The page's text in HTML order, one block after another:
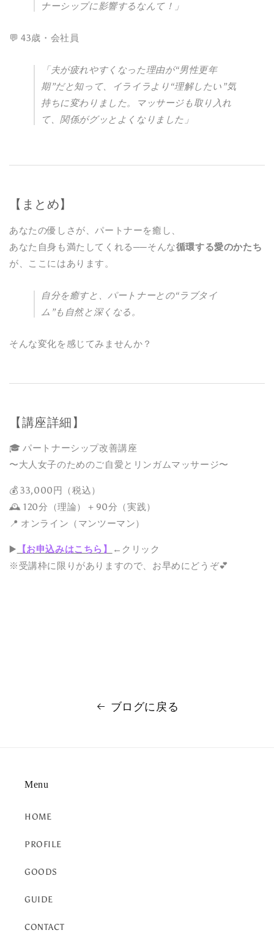
ナーシップに影響するなんて！」
💬 43歳・会社員
「夫が疲れやすくなった理由が“男性更年
期”だと知って、イライラより“理解したい”気
持ちに変わりました。マッサージも取り入れ
て、関係がグッとよくなりました」
【まとめ】
あなたの優しさが、パートナーを癒し、
あなた自身も満たしてくれる──そんな循環する愛のかたち
が、ここにはあります。
自分を癒すと、パートナーとの“ラブタイ
ム”も自然と深くなる。
そんな変化を感じてみませんか？
【講座詳細】
🎓 パートナーシップ改善講座
〜大人女子のためのご自愛とリンガムマッサージ〜
💰 33,000円（税込）
🕰 120分（理論）＋90分（実践）
📍 オンライン（マンツーマン）
▶️ 【お申込みはこちら】
←クリック
※受講枠に限りがありますので、お早めにどうぞ💕
ブログに戻る
Menu
HOME
PROFILE
GOODS
GUIDE
CONTACT